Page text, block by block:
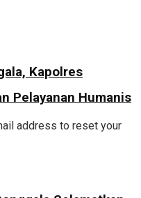
Kapolres
Pelayanan Humanis
address to reset your